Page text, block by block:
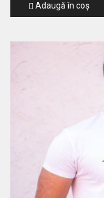
Adaugă în coş